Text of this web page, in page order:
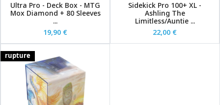
Ultra Pro - Deck Box - MTG
Mox Diamond + 80 Sleeves
...
19,90 €
Sidekick Pro 100+ XL -
Ashling The
Limitless/Auntie ...
22,00 €
rupture